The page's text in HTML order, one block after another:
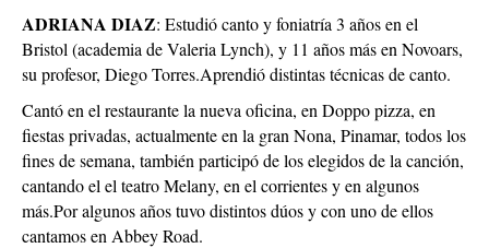
ADRIANA DIAZ: Estudió canto y foniatría 3 años en el
Bristol (academia de Valeria Lynch), y 11 años más en Novoars,
su profesor, Diego Torres.Aprendió distintas técnicas de canto.
Cantó en el restaurante la nueva oficina, en Doppo pizza, en
fiestas privadas, actualmente en la gran Nona, Pinamar, todos los
fines de semana, también participó de los elegidos de la canción,
cantando el el teatro Melany, en el corrientes y en algunos
más.Por algunos años tuvo distintos dúos y con uno de ellos
cantamos en Abbey Road.